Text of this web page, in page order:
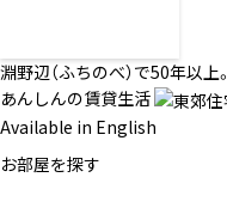
淵野辺（ふちのべ）で50年以上。
あんしんの賃貸生活
Available in English
お部屋を探す